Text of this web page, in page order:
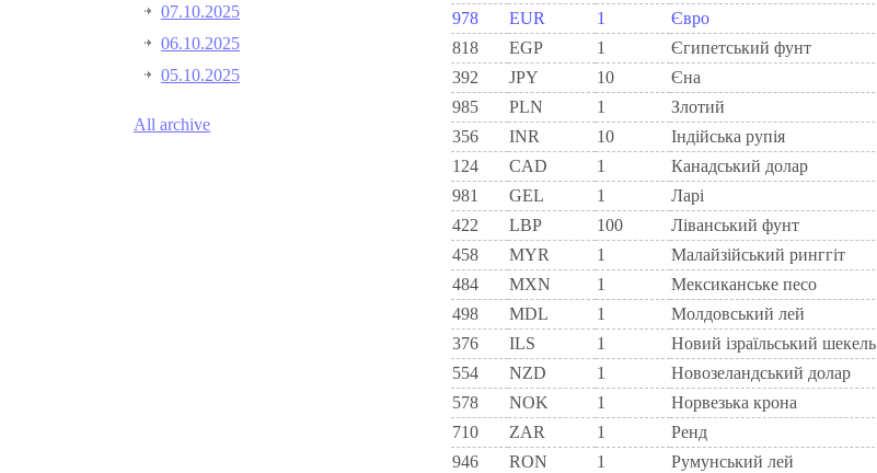
07.10.2025
06.10.2025
05.10.2025
All archive
978
EUR 1 Євро
818
EGP 1 Єгипетський фунт
392
JPY 10 Єна
985
PLN 1 Злотий
356
INR 10 Індійська рупія
124
CAD 1 Канадський долар
981
GEL 1 Ларi
422
LBP 100 Ліванський фунт
458
MYR 1 Малайзійський ринггіт
484
MXN 1 Мексиканське песо
498
MDL 1 Молдовський лей
376
ILS 1 Новий ізраїльський шекель
554
NZD 1 Новозеландський долар
578
NOK 1 Норвезька крона
710
ZAR 1 Ренд
946
RON 1 Румунський лей